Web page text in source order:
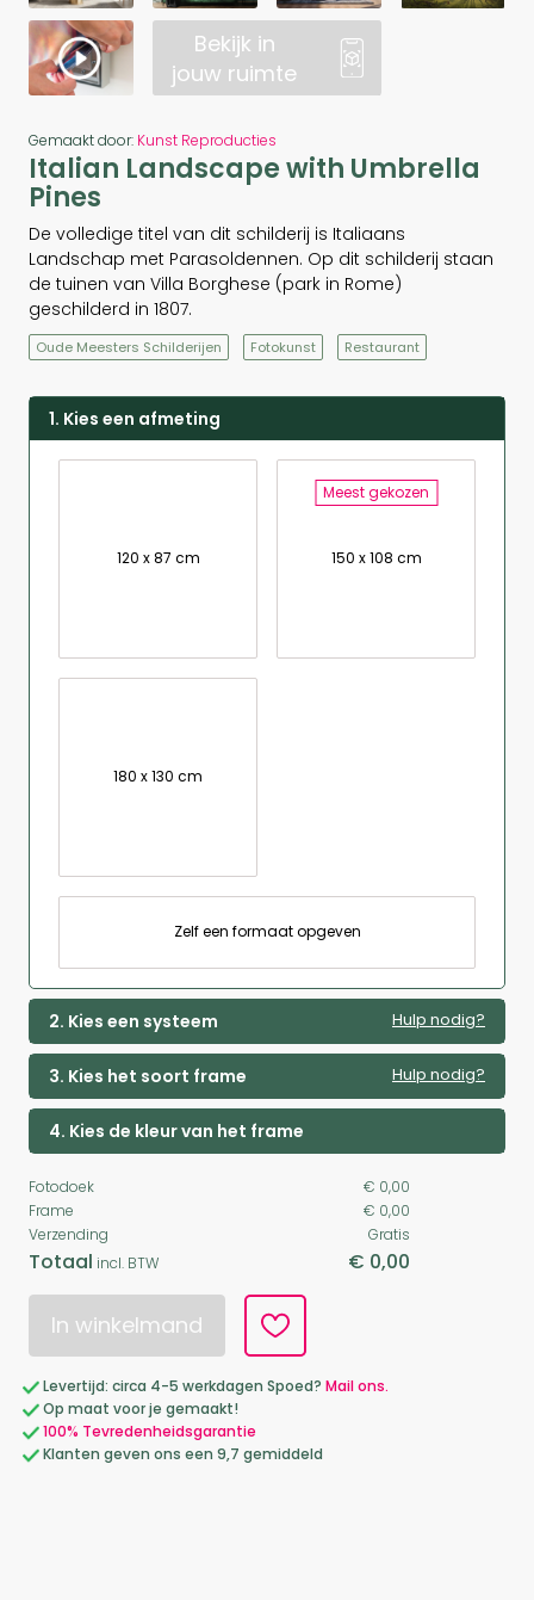
Bekijk in
jouw ruimte
Gemaakt door: Kunst Reproducties
Italian Landscape with Umbrella
Pines
De volledige titel van dit schilderij is Italiaans
Landschap met Parasoldennen. Op dit schilderij staan
de tuinen van Villa Borghese (park in Rome)
geschilderd in 1807.
Oude Meesters Schilderijen Fotokunst Restaurant
1. Kies een afmeting
120 x 87 cm
Meest gekozen
150 x 108 cm
180 x 130 cm
Zelf een formaat opgeven
2. Kies een systeem Hulp nodig?
3. Kies het soort frame Hulp nodig?
4. Kies de kleur van het frame
Fotodoek
€ 0,00
Frame
€ 0,00
Verzending
Gratis
Totaal incl. BTW € 0,00
In winkelmand
Levertijd: circa 4-5 werkdagen Spoed? Mail ons.
Op maat voor je gemaakt!
100% Tevredenheidsgarantie
Klanten geven ons een 9,7 gemiddeld